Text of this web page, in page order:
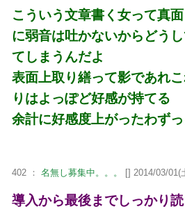
こういう文章書く女って真
に弱音は吐かないからどう
てしまうんだよ
表面上取り繕って影であれ
りはよっぽど好感が持てる
余計に好感度上がったわず
402 ： 名無し募集中。。。 [] 2014/03/01(
導入から最後までしっかり